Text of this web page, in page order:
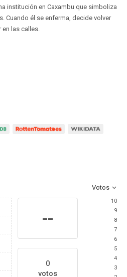
institución en Caxambu que simboliza
Cuando él se enferma, decide volver
en las calles.
Votos
--
0
votos
10
9
8
7
6
5
4
3